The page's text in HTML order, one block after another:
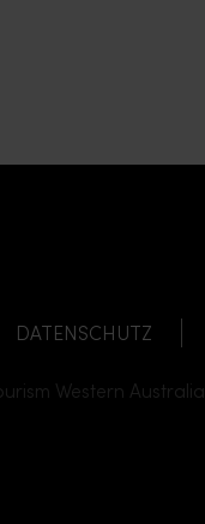
DATENSCHUTZ
Western Australia